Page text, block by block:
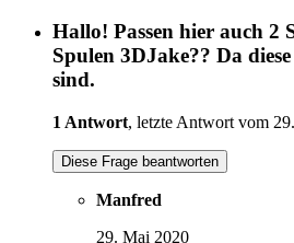
Hallo! Passen hier auch 2
Spulen 3DJake?? Da
sind.
1 Antwort, letzte Antwort vom
Diese Frage beantworten
Manfred
29. Mai 2020